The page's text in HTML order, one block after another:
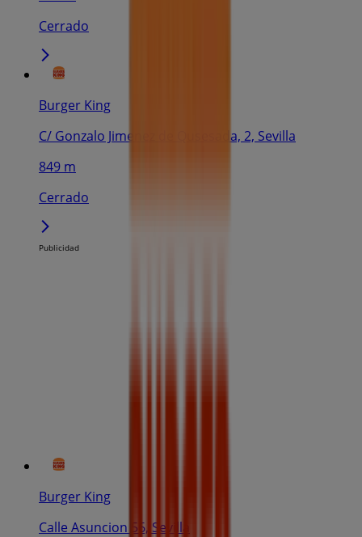
Cerrado
Burger King
C/ Gonzalo Jimenez de Qusesada, 2, Sevilla
849 m
Cerrado
Publicidad
Burger King
Calle Asuncion 56, Sevilla